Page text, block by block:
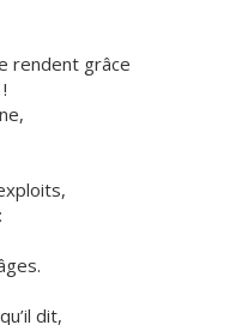
rendent grâce
dit,